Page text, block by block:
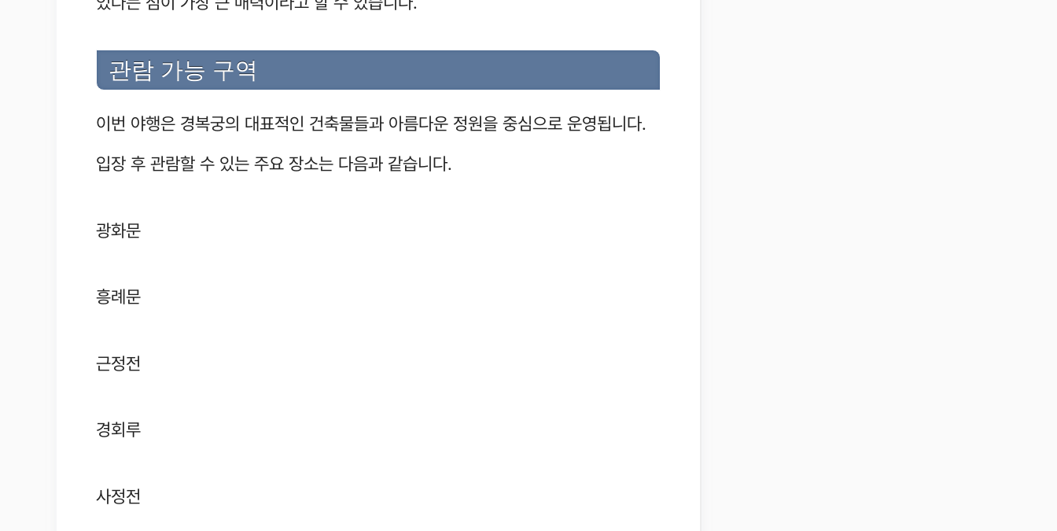
관람 가능 구역
이번 야행은 경복궁의 대표적인 건축물들과 아름다운 정원을 중심으로 운영됩니다.
입장 후 관람할 수 있는 주요 장소는 다음과 같습니다.
광화문
흥례문
근정전
경회루
사정전